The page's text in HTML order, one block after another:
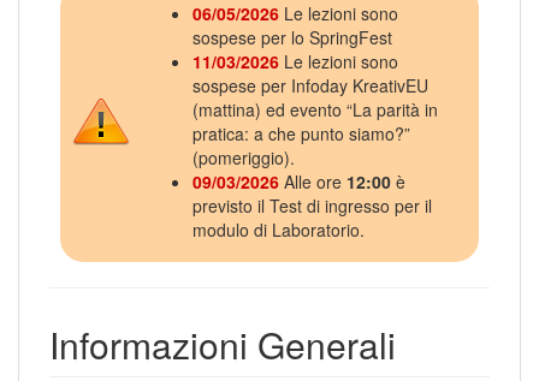
06/05/2026 Le lezioni sono
sospese per lo SpringFest
11/03/2026 Le lezioni sono
sospese per Infoday KreativEU
(mattina) ed evento “La parità in
pratica: a che punto siamo?”
(pomeriggio).
09/03/2026 Alle ore 12:00 è
previsto il Test di ingresso per il
modulo di Laboratorio.
Informazioni Generali